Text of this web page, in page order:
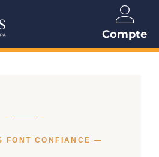
Compte
FONT CONFIANCE —